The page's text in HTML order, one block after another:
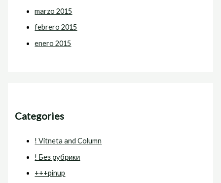
marzo 2015
febrero 2015
enero 2015
Categories
! Vitneta and Column
! Без рубрики
+++pinup